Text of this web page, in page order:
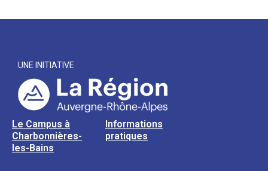
UNE INITIATIVE
Le Campus à
Charbonnières-
les-Bains
Informations
pratiques